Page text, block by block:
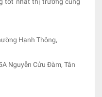
Hạnh Thông,
Nguyễn Cửu Đàm, Tân